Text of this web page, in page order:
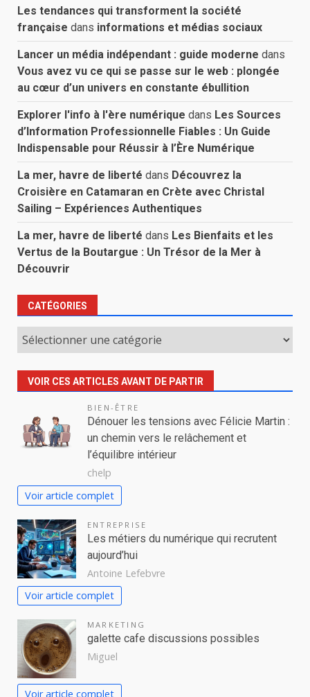
Les tendances qui transforment la société
française dans informations et médias sociaux
Lancer un média indépendant : guide moderne dans
Vous avez vu ce qui se passe sur le web : plongée
au cœur d’un univers en constante ébullition
Explorer l'info à l'ère numérique dans Les Sources
d’Information Professionnelle Fiables : Un Guide
Indispensable pour Réussir à l’Ère Numérique
La mer, havre de liberté dans Découvrez la
Croisière en Catamaran en Crète avec Christal
Sailing – Expériences Authentiques
La mer, havre de liberté dans Les Bienfaits et les
Vertus de la Boutargue : Un Trésor de la Mer à
Découvrir
CATÉGORIES
Catégories
VOIR CES ARTICLES AVANT DE PARTIR
BIEN-ÊTRE
Dénouer les tensions avec Félicie Martin :
un chemin vers le relâchement et
l’équilibre intérieur
chelp
Voir article complet
ENTREPRISE
Les métiers du numérique qui recrutent
aujourd’hui
Antoine Lefebvre
Voir article complet
MARKETING
galette cafe discussions possibles
Miguel
Voir article complet